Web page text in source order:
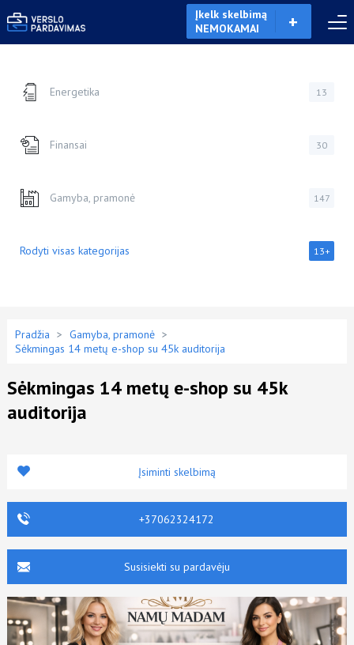
Įkelk skelbimą
NEMOKAMAI
Energetika 13
Finansai 30
Gamyba, pramonė 147
Rodyti visas kategorijas 13+
Pradžia > Gamyba, pramonė >
Sėkmingas 14 metų e-shop su 45k auditorija
Sėkmingas 14 metų e-shop su 45k
auditorija
Įsiminti skelbimą
+37062324172
Susisiekti su pardavėju